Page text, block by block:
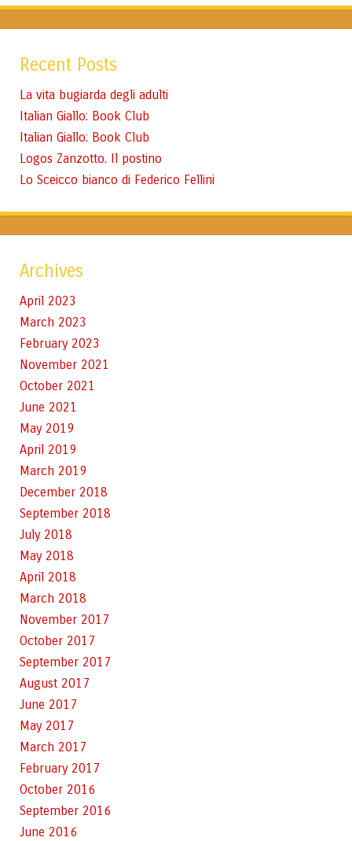
Recent Posts
La vita bugiarda degli adulti
Italian Giallo: Book Club
Italian Giallo: Book Club
Logos Zanzotto. Il postino
Lo Sceicco bianco di Federico Fellini
Archives
April 2023
March 2023
February 2023
November 2021
October 2021
June 2021
May 2019
April 2019
March 2019
December 2018
September 2018
July 2018
May 2018
April 2018
March 2018
November 2017
October 2017
September 2017
August 2017
June 2017
May 2017
March 2017
February 2017
October 2016
September 2016
June 2016